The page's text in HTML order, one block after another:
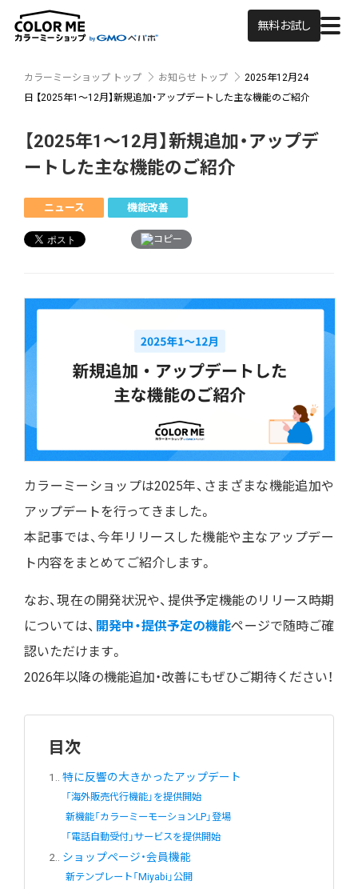
無料お試し
カラーミーショップ トップ お知らせ トップ
2025年12月24
日
【2025年1～12月】新規追加・アップデートした主な機能のご紹介
【2025年1～12月】新規追加・アップデ
ートした主な機能のご紹介
ニュース 機能改善
コピー
カラーミーショップは2025年、さまざまな機能追加や
アップデートを行ってきました。
本記事では、今年リリースした機能や主なアップデー
ト内容をまとめてご紹介します。
なお、現在の開発状況や、提供予定機能のリリース時期
については、 開発中・提供予定の機能ページで随時ご確
認いただけます。
2026年以降の機能追加・改善にもぜひご期待ください！
目次
1. 特に反響の大きかったアップデート
「海外販売代行機能」を提供開始
新機能「カラーミーモーションLP」登場
「電話自動受付」サービスを提供開始
2. ショップページ・会員機能
新テンプレート「Miyabi」公開